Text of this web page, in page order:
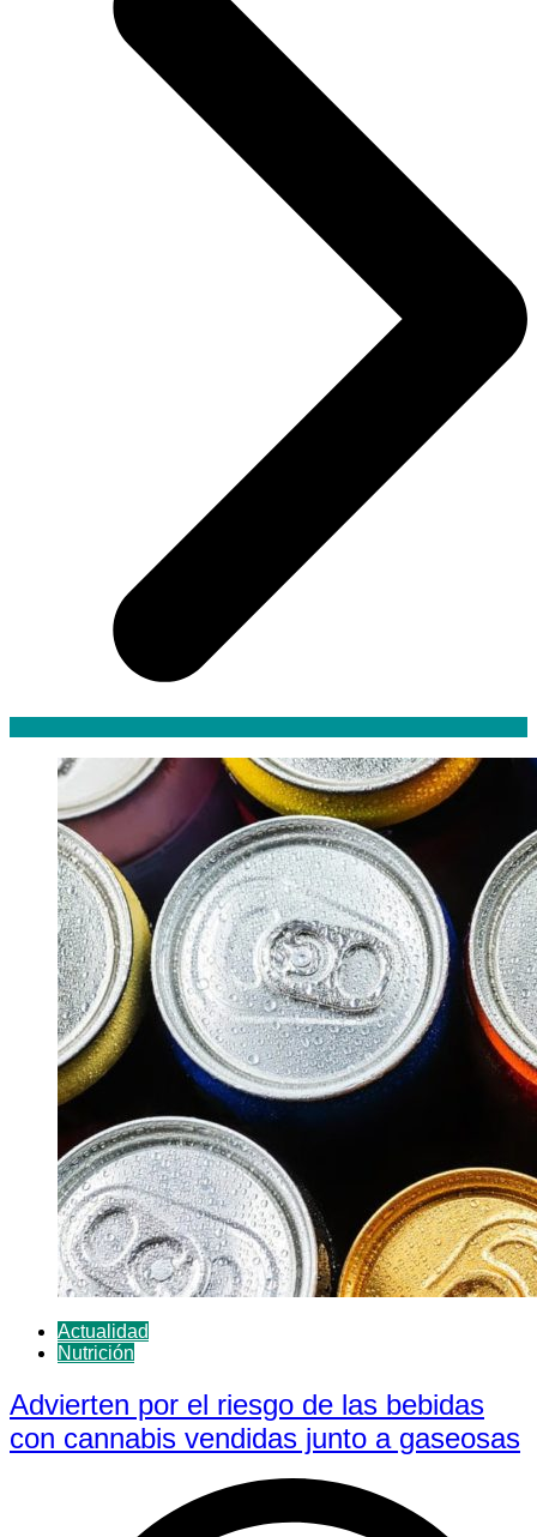
Actualidad
Nutrición
Advierten por el riesgo de las bebidas
con cannabis vendidas junto a gaseosas